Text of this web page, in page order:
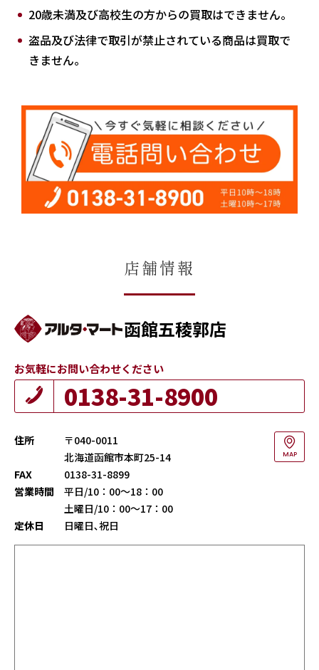
20歳未満及び高校生の方からの買取はできません。
盗品及び法律で取引が禁止されている商品は買取で
きません。
店舗情報
函館五稜郭店
お気軽にお問い合わせください
0138-31-8900
住所
〒040-0011
北海道函館市本町25-14
MAP
FAX
0138-31-8899
営業時間
平日/10：00～18：00
土曜日/10：00～17：00
定休日
日曜日､祝日